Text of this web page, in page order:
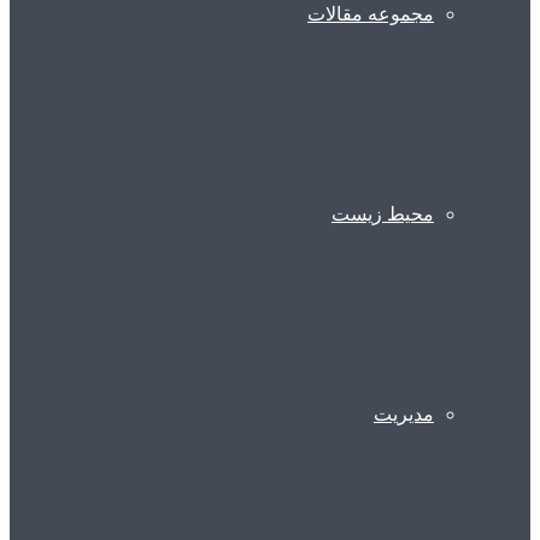
مجموعه مقالات
محیط زیست
مدیریت